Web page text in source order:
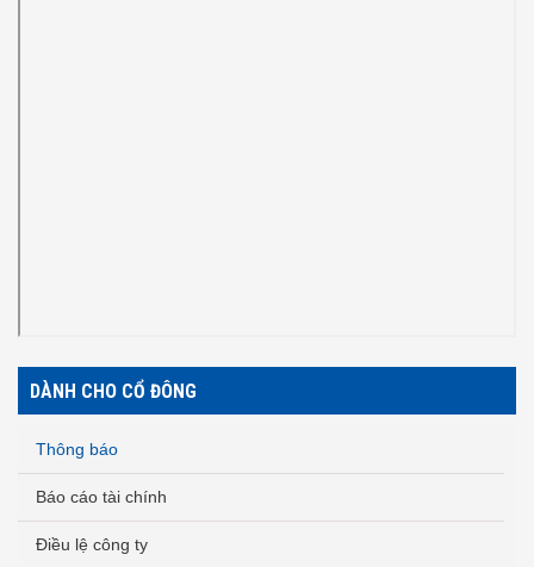
DÀNH CHO CỔ ĐÔNG
Thông báo
Báo cáo tài chính
Điều lệ công ty